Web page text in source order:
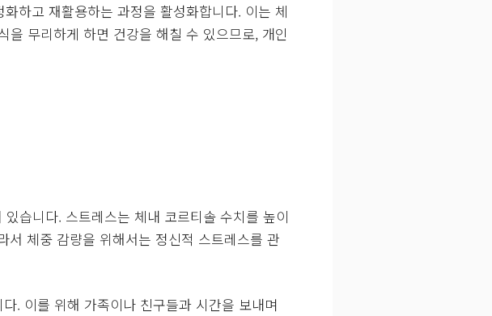
하고 재활용하는 과정을 활성화합니다. 이는 체
무리하게 하면 건강을 해칠 수 있으므로, 개인
습니다. 스트레스는 체내 코르티솔 수치를 높이
서 체중 감량을 위해서는 정신적 스트레스를 관
. 이를 위해 가족이나 친구들과 시간을 보내며